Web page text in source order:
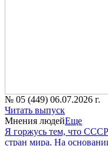
№ 05 (449) 06.07.2026 г.
Читать выпуск
Мнения людейЕще
Я горжусь тем, что
стран мира. На